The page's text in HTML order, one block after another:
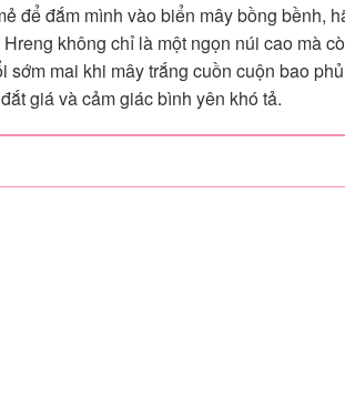
để đắm mình vào biển mây bồng bềnh,
không chỉ là một ngọn núi cao mà
mai khi mây trắng cuồn cuộn bao
giá và cảm giác bình yên khó tả.